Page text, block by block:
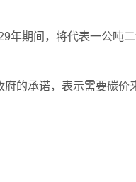
年期间，将代表一公吨
的承诺，表示需要碳价